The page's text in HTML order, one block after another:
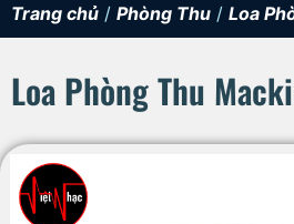
Trang chủ / Phòng Thu / Loa
Loa Phòng Thu